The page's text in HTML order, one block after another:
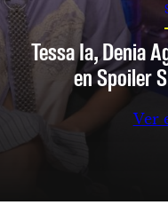
Tessa Ia, Denia
en Spoiler
Ver